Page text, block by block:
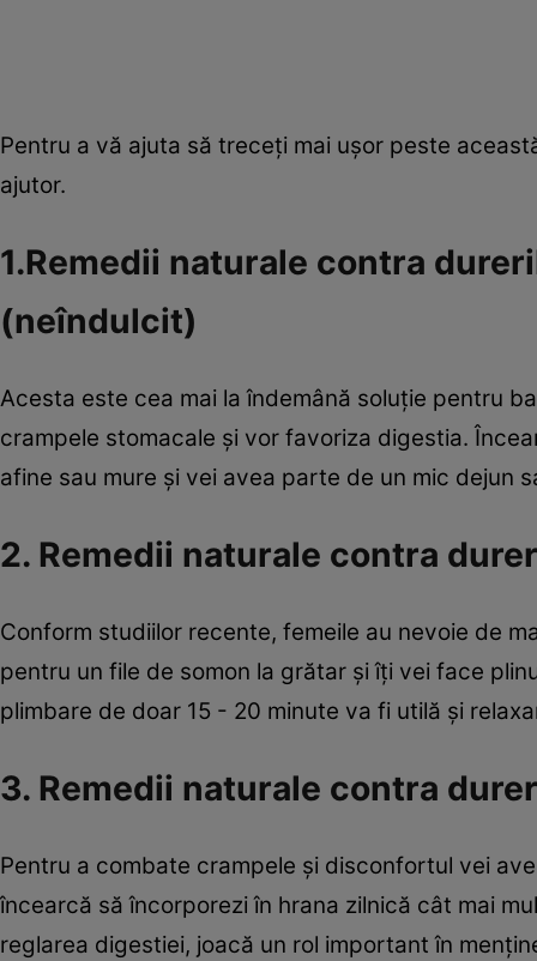
Pentru a vă ajuta să treceţi mai uşor peste
ajutor.
1.Remedii naturale contra
(neîndulcit)
Acesta este cea mai la îndemână soluţie pentru
crampele stomacale şi vor favoriza digestia.
afine sau mure şi vei avea parte de un mic dejun
2. Remedii naturale contra
Conform studiilor recente, femeile au nevoie de
pentru un file de somon la grătar şi îţi vei face
plimbare de doar 15 - 20 minute va fi utilă şi
3. Remedii naturale contra
Pentru a combate crampele şi disconfortul vei
încearcă să încorporezi în hrana zilnică cât mai
reglarea digestiei, joacă un rol important în